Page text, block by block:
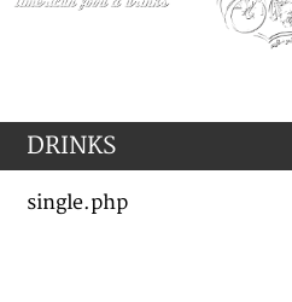
DRINKS
single.php